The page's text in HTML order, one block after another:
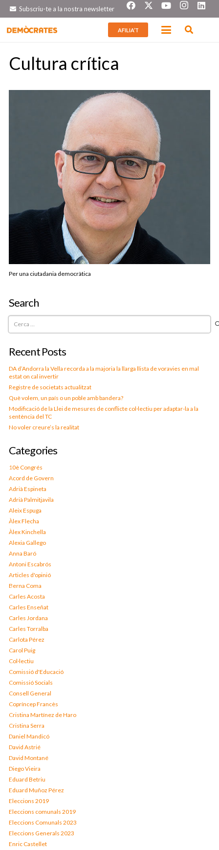
Subscriu-te a la nostra newsletter
AFILIA’T
Cultura crítica
Per una ciutadania democràtica
Search
Cerca:
Recent Posts
DA d’Andorra la Vella recorda a la majoria la llarga llista de voravies en mal
estat on cal invertir
Registre de societats actualitzat
Què volem, un país o un poble amb bandera?
Modificació de la Llei de mesures de conflicte col·lectiu per adaptar-la a la
sentència del TC
No voler creure’s la realitat
Categories
10è Congrés
Acord de Govern
Adrià Espineta
Adrià Palmitjavila
Aleix Espuga
Àlex Flecha
Àlex Kinchella
Alexia Gallego
Anna Baró
Antoni Escabrós
Articles d'opinió
Berna Coma
Carles Acosta
Carles Enseñat
Carles Jordana
Carles Torralba
Carlota Pérez
Carol Puig
Col·lectiu
Comissió d'Educació
Comissió Socials
Consell General
Copríncep Francès
Cristina Martínez de Haro
Cristina Serra
Daniel Mandicó
David Astrié
David Montané
Diego Vieira
Eduard Betriu
Eduard Muñoz Pérez
Eleccions 2019
Eleccions comunals 2019
Eleccions Comunals 2023
Eleccions Generals 2023
Enric Castellet